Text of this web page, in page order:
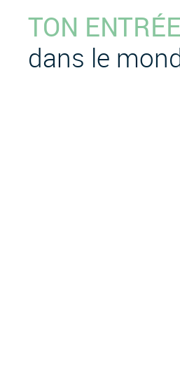
TON ENTRÉE
dans le